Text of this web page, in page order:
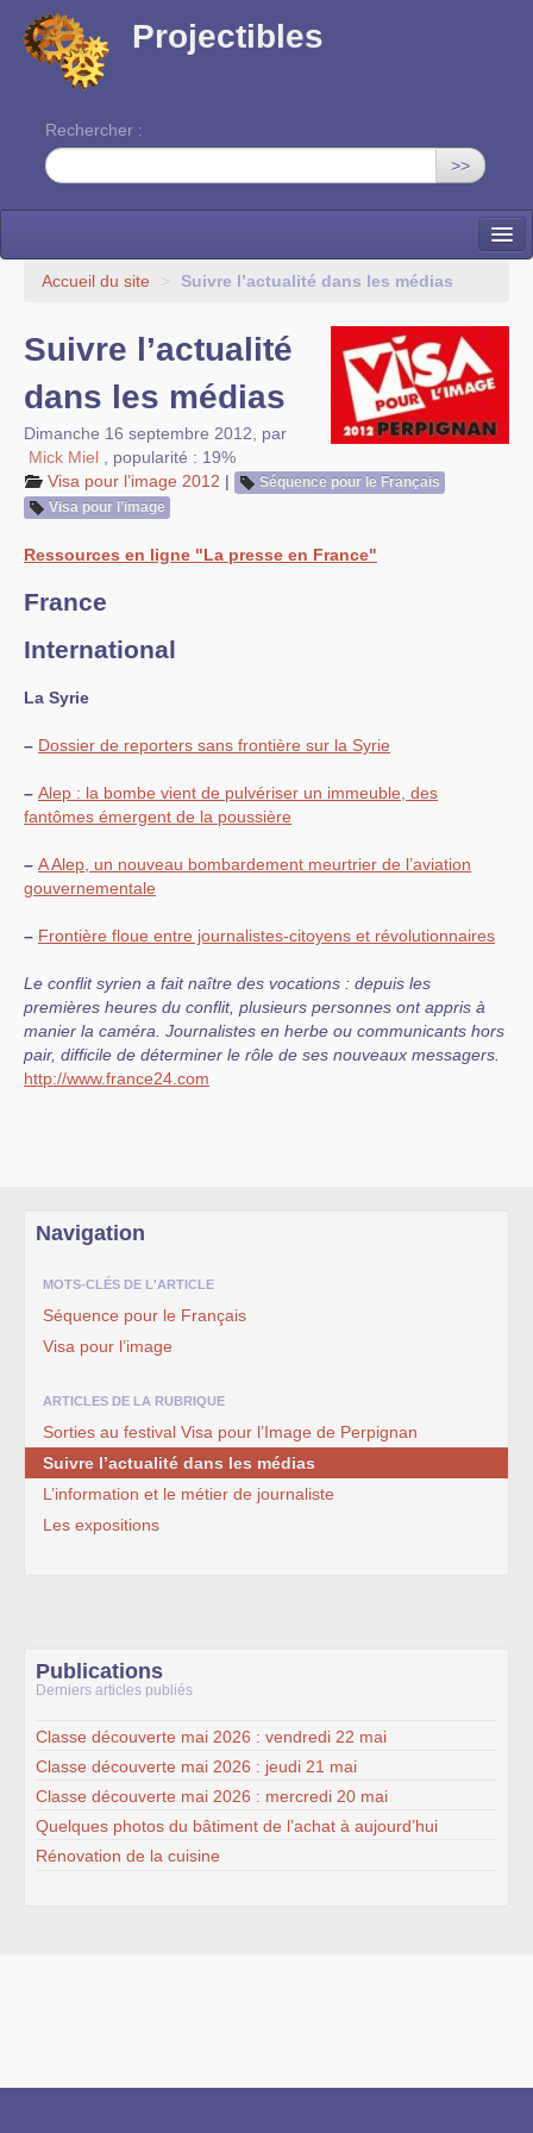
Projectibles
Rechercher :
>>
La ruche
Accueil du site > Suivre l’actualité dans les médias
Suivre l’actualité
dans les médias
Dimanche 16 septembre 2012
par
Mick Miel
popularité : 19%
Visa pour l’image 2012 |
Séquence pour le Français
Visa pour l’image
Ressources en ligne "La presse en France"
France
International
La Syrie
– Dossier de reporters sans frontière sur la Syrie
– Alep : la bombe vient de pulvériser un immeuble, des
fantômes émergent de la poussière
– A Alep, un nouveau bombardement meurtrier de l’aviation
gouvernementale
– Frontière floue entre journalistes-citoyens et révolutionnaires
Le conflit syrien a fait naître des vocations : depuis les
premières heures du conflit, plusieurs personnes ont appris à
manier la caméra. Journalistes en herbe ou communicants hors
pair, difficile de déterminer le rôle de ses nouveaux messagers.
http://www.france24.com
Navigation
MOTS-CLÉS DE L'ARTICLE
Séquence pour le Français
Visa pour l’image
ARTICLES DE LA RUBRIQUE
Sorties au festival Visa pour l’Image de Perpignan
Suivre l’actualité dans les médias
L’information et le métier de journaliste
Les expositions
Publications
Derniers articles publiés
Classe découverte mai 2026 : vendredi 22 mai
Classe découverte mai 2026 : jeudi 21 mai
Classe découverte mai 2026 : mercredi 20 mai
Quelques photos du bâtiment de l’achat à aujourd’hui
Rénovation de la cuisine